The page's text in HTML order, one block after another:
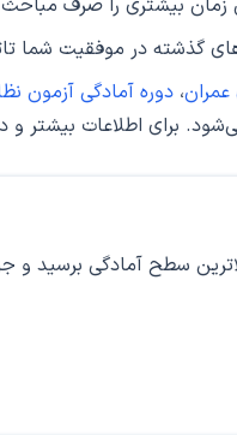
بیشتری را صرف مباحث
گذشته در موفقیت شما
عمران،دوره آمادگی آزمون
برای اطلاعات بیشتر و
سطح آمادگی برسید و